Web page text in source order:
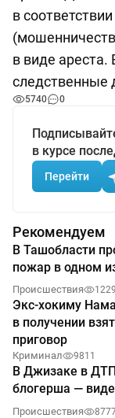
в
в виде ареста.
следственные
5740 0
в курсе
Перейти
Рекомендуем
В Ташобласти
пожар в одном
Происшествия
Экс-хокиму
в получении
приговор
Криминал 9811
В Джизаке в
блогерша —
Происшествия